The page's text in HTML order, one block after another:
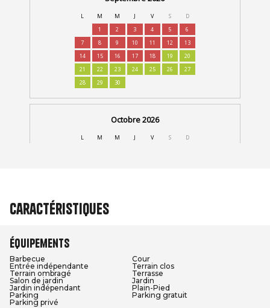
Caractéristiques
Équipements
Barbecue
Cour
Entrée indépendante
Terrain clos
Terrain ombragé
Terrasse
Salon de jardin
Jardin
Jardin indépendant
Plain-Pied
Parking
Parking gratuit
Parking privé